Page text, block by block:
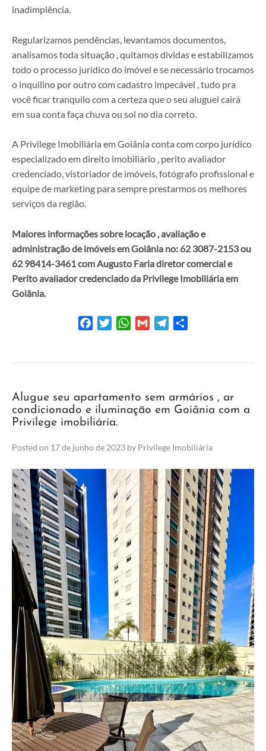
inadimplência.
Regularizamos pendências, levantamos documentos,
analisamos toda situação , quitamos dividas e estabilizamos
todo o processo jurídico do imóvel e se necessário trocamos
o inquilino por outro com cadastro impecável , tudo pra
você ficar tranquilo com a certeza que o seu aluguel cairá
em sua conta faça chuva ou sol no dia correto.
A Privilege Imobiliária em Goiânia conta com corpo jurídico
especializado em direito imobiliário , perito avaliador
credenciado, vistoriador de imóveis, fotógrafo profissional e
equipe de marketing para sempre prestarmos os melhores
serviços da região.
Maiores informações sobre locação , avaliação e
administração de imóveis emGoiânia no: 62 3087-2153 ou
62 98414-3461 com Augusto Faria diretor comercial e
Perito avaliador credenciado da Privilege Imobiliária em
Goiânia.
FacebookTwitterWhatsApp
Gmail Telegram
Alugue seu apartamento sem armários , ar
condicionado e iluminação em Goiânia com a
Privilege imobiliária.
Posted on 17 de junho de 2023 by Privilege Imobiliária